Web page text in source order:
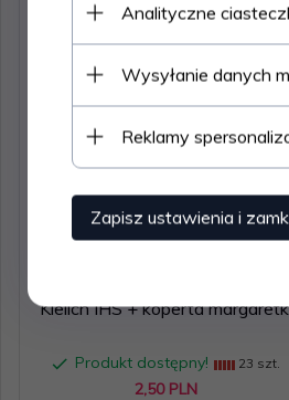
Kielich IHS + koperta
Produkt dostępny! 23 szt.
2,50 PLN
Analityczne
Wysyłanie danych
Reklamy
Zapisz ustawienia i